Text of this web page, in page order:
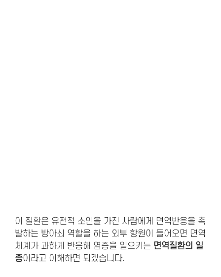
이 질환은 유전적 소인을 가진 사람에게 면역반응을 촉
발하는 방아쇠 역할을 하는 외부 항원이 들어오면 면역
체계가 과하게 반응해 염증을 일으키는 면역질환의 일
종이라고 이해하면 되겠습니다.